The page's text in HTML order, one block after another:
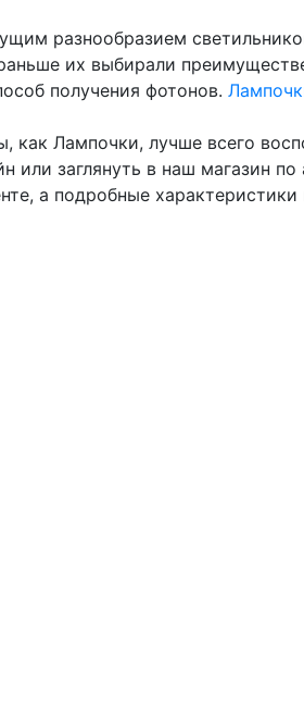
разнообразием
их выбирали
получения фотонов.
Лампочки, лучше всего
заглянуть в наш магазин
а подробные